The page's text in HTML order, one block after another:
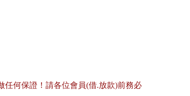
任何保證！請各位會員(借.放款)前務必